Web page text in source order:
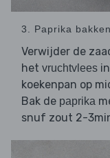
3. Paprika bakken
Verwijder de
het vruchtvlees
koekenpan op
Bak de paprika
snuf zout 2-